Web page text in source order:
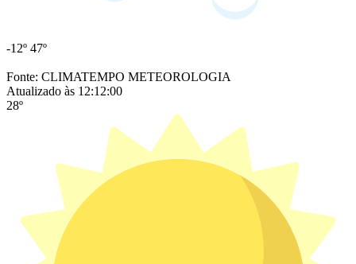
-12º 47º
Fonte: CLIMATEMPO METEOROLOGIA
Atualizado às 12:12:00
28º